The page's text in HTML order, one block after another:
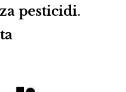
pesticidi.